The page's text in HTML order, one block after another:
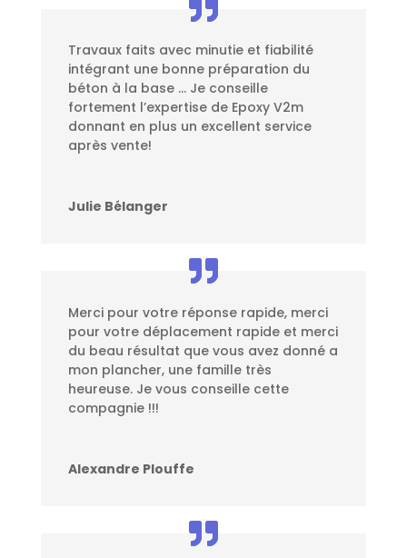
Travaux faits avec minutie et fiabilité
intégrant une bonne préparation du
béton à la base … Je conseille
fortement l’expertise de Epoxy V2m
donnant en plus un excellent service
après vente!
Julie Bélanger
Merci pour votre réponse rapide, merci
pour votre déplacement rapide et merci
du beau résultat que vous avez donné a
mon plancher, une famille très
heureuse. Je vous conseille cette
compagnie !!!
Alexandre Plouffe